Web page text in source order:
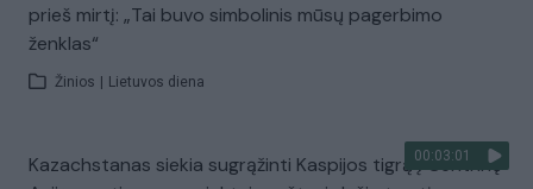
prieš mirtį: „Tai buvo simbolinis mūsų pagerbimo
ženklas“
Žinios Lietuvos diena
00:03:01
Kazachstanas siekia sugrąžinti Kaspijos tigrą į Centrinę